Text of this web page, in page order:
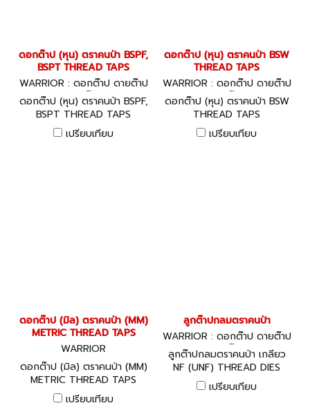
ดอกต๊าป (หุน) ตราคนป่า BSPF,
BSPT THREAD TAPS
WARRIOR : ดอกต๊าป ดายต๊าป
ด้ามต๊าป
ดอกต๊าป (หุน) ตราคนป่า BSPF,
BSPT THREAD TAPS
เปรียบเทียบ
ดอกต๊าป (หุน) ตราคนป่า BSW
THREAD TAPS
WARRIOR : ดอกต๊าป ดายต๊าป
ด้ามต๊าป
ดอกต๊าป (หุน) ตราคนป่า BSW
THREAD TAPS
เปรียบเทียบ
ดอกต๊าป (มิล) ตราคนป่า (MM)
METRIC THREAD TAPS
WARRIOR
ดอกต๊าป (มิล) ตราคนป่า (MM)
METRIC THREAD TAPS
เปรียบเทียบ
ลูกต๊าปกลมตราคนป่า
WARRIOR : ดอกต๊าป ดายต๊าป
ด้ามต๊าป
ลูกต๊าปกลมตราคนป่า เกลียว
NF (UNF) THREAD DIES
เปรียบเทียบ